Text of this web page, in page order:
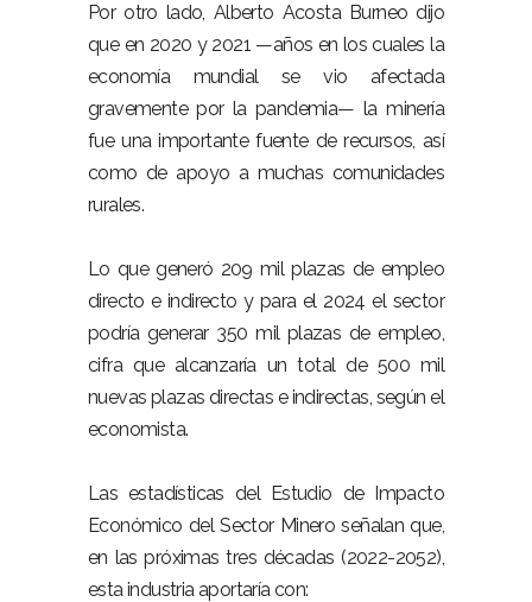
Por otro lado, Alberto Acosta Burneo dijo
que en 2020 y 2021 —años en los cuales la
economía mundial se vio afectada
gravemente por la pandemia— la minería
fue una importante fuente de recursos, así
como de apoyo a muchas comunidades
rurales.
Lo que generó 209 mil plazas de empleo
directo e indirecto y para el 2024 el sector
podría generar 350 mil plazas de empleo,
cifra que alcanzaría un total de 500 mil
nuevas plazas directas e indirectas, según el
economista.
Las estadísticas del Estudio de Impacto
Económico del Sector Minero señalan que,
en las próximas tres décadas (2022-2052),
esta industria aportaría con: